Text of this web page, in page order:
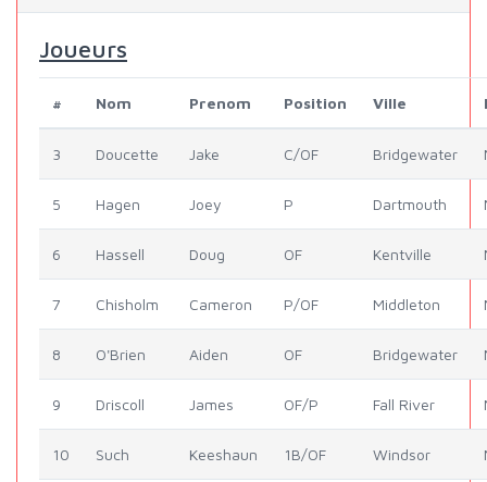
Joueurs
# Nom Prenom Position Ville
3 Doucette Jake C/OF Bridgewater
5 Hagen Joey P Dartmouth
6 Hassell Doug OF Kentville
7 Chisholm Cameron P/OF Middleton
8 O'Brien Aiden OF Bridgewater
9 Driscoll James OF/P Fall River
10 Such Keeshaun 1B/OF Windsor